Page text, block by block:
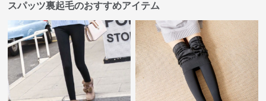
スパッツ裏起毛のおすすめアイテム